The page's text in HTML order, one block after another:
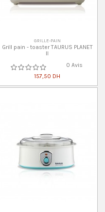
GRILLE-PAIN
Grill pain - toaster TAURUS PLANET
II
0 Avis
157,50 DH